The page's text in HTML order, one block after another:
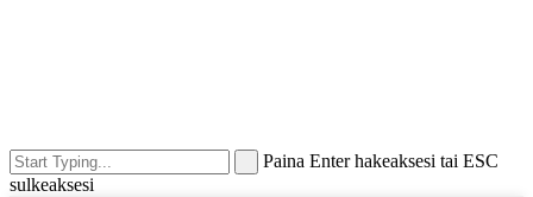
Paina Enter hakeaksesi tai ESC
sulkeaksesi